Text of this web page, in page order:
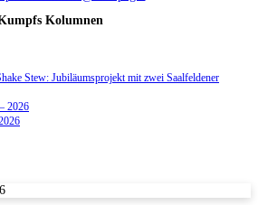
Kolumnen
Stew: Jubiläumsprojekt mit zwei Saalfeldener
2026